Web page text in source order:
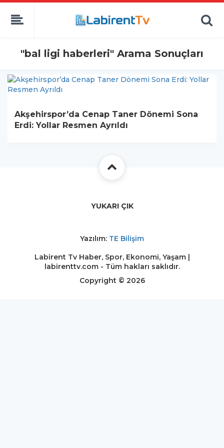
"bal ligi haberleri" Arama Sonuçları
Akşehirspor’da Cenap Taner Dönemi Sona
Erdi: Yollar Resmen Ayrıldı
YUKARI ÇIK
Yazılım: TE Bilişim
Labirent Tv Haber, Spor, Ekonomi, Yaşam |
labirenttv.com - Tüm hakları saklıdır.
Copyright © 2026